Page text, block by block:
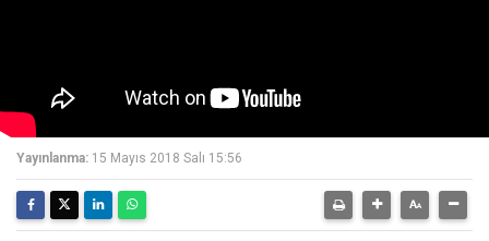
Yayınlanma: 15 Mayıs 2018 Salı 15:56